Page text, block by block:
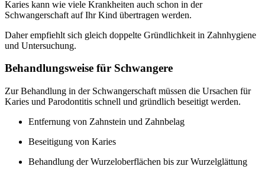
Karies kann wie viele Krankheiten auch schon in der
Schwangerschaft auf Ihr Kind übertragen werden.
Daher empfiehlt sich gleich doppelte Gründlichkeit in Zahnhygiene
und Untersuchung.
Behandlungsweise für Schwangere
Zur Behandlung in der Schwangerschaft müssen die Ursachen für
Karies und Parodontitis schnell und gründlich beseitigt werden.
Entfernung von Zahnstein und Zahnbelag
Beseitigung von Karies
Behandlung der Wurzeloberflächen bis zur Wurzelglättung